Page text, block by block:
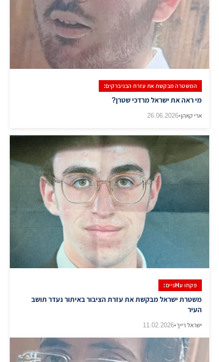
המשטרה מבקשת את עזרת הבניברקים:
מי ראה את ישראל מרדכי שטרן?
ארי קאהן•
26.06.2026
פקחו עHניים:
משטרת ישראל מבקשת את עזרת הציבור באיתור נעדר תושב
העיר
ישראל רייך•
11.02.2026